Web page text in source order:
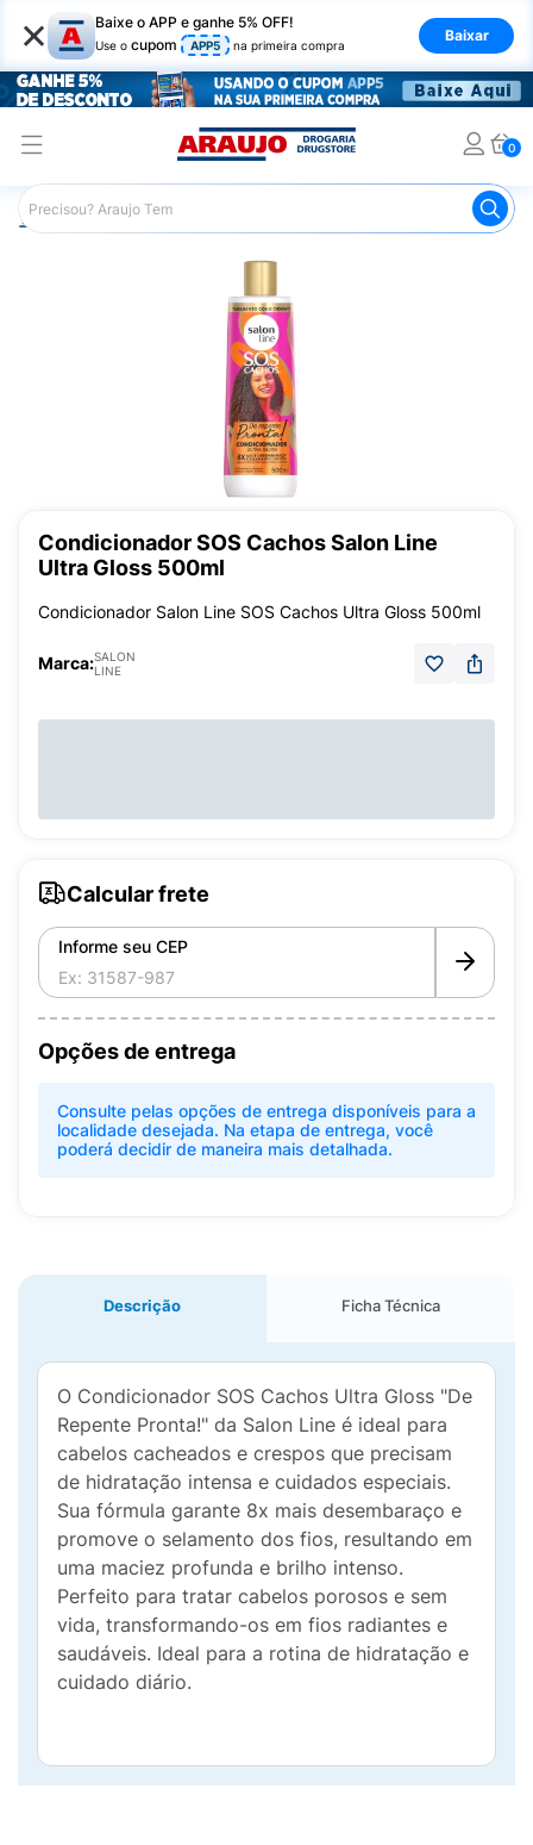
× Baixe o APP e ganhe 5% OFF!
Use o cupom APP5 na primeira compra
Baixar
0
Araujo Cabelo Cabelos Cacheados
Condicionador SOS Cachos Salon Line
Ultra Gloss 500ml
Condicionador Salon Line SOS Cachos Ultra Gloss 500ml
Marca:SALON
LINE
Calcular frete
Informe seu CEP
Opções de entrega
Consulte pelas opções de entrega disponíveis para a
localidade desejada. Na etapa de entrega, você
poderá decidir de maneira mais detalhada.
Descrição Ficha Técnica
O Condicionador SOS Cachos Ultra Gloss "De
Repente Pronta!" da Salon Line é ideal para
cabelos cacheados e crespos que precisam
de hidratação intensa e cuidados especiais.
Sua fórmula garante 8x mais desembaraço e
promove o selamento dos fios, resultando em
uma maciez profunda e brilho intenso.
Perfeito para tratar cabelos porosos e sem
vida, transformando-os em fios radiantes e
saudáveis. Ideal para a rotina de hidratação e
cuidado diário.